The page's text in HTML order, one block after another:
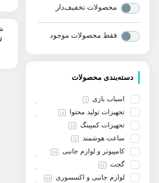
محصولات تخفیف‌دار
فقط محصولات موجود
دسته‌بندی محصولات
اسباب بازی 2
تجهیزات تولید محتوا 14
تجهیزات کمپینگ 16
ساعت هوشمند 32
کامپیوتر و لوازم جانبی 24
گجت 61
لوازم جانبی و اکسسوری 84